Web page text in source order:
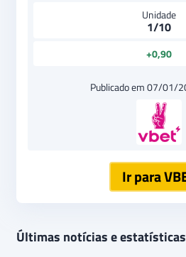
Unidade
1/10
+0,90
Publicado em 07/01/
Ir para
Últimas notícias e